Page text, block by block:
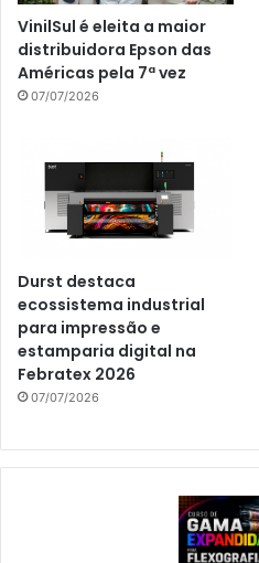
VinilSul é eleita a maior
distribuidora Epson das
Américas pela 7ª vez
07/07/2026
Durst destaca
ecossistema industrial
para impressão e
estamparia digital na
Febratex 2026
07/07/2026